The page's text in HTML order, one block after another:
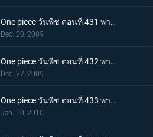
One piece วันพีช ตอนที่ 431 พากย์ไทย กับดักของหัวหน้าผู้คุมชัลเดร! เลเวล 3 นรกแห่งความอดอยาก
Dec. 20, 2009
One piece วันพีช ตอนที่ 432 พากย์ไทย หงส์ขาวที่ถูกปลดปล่อย! พบกันอีกครั้งกับบอนเคร
Dec. 27, 2009
One piece วันพีช ตอนที่ 433 พากย์ไทย พัศดีมาเจลแลนเริ่มเคลื่อนไหว จนตรอก!หมวกฟางถูกล้อม
Jan. 10, 2010